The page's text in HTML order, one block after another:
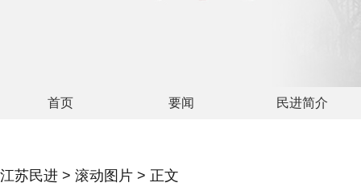
首页 要闻 民进简介
江苏民进 > 滚动图片 > 正文